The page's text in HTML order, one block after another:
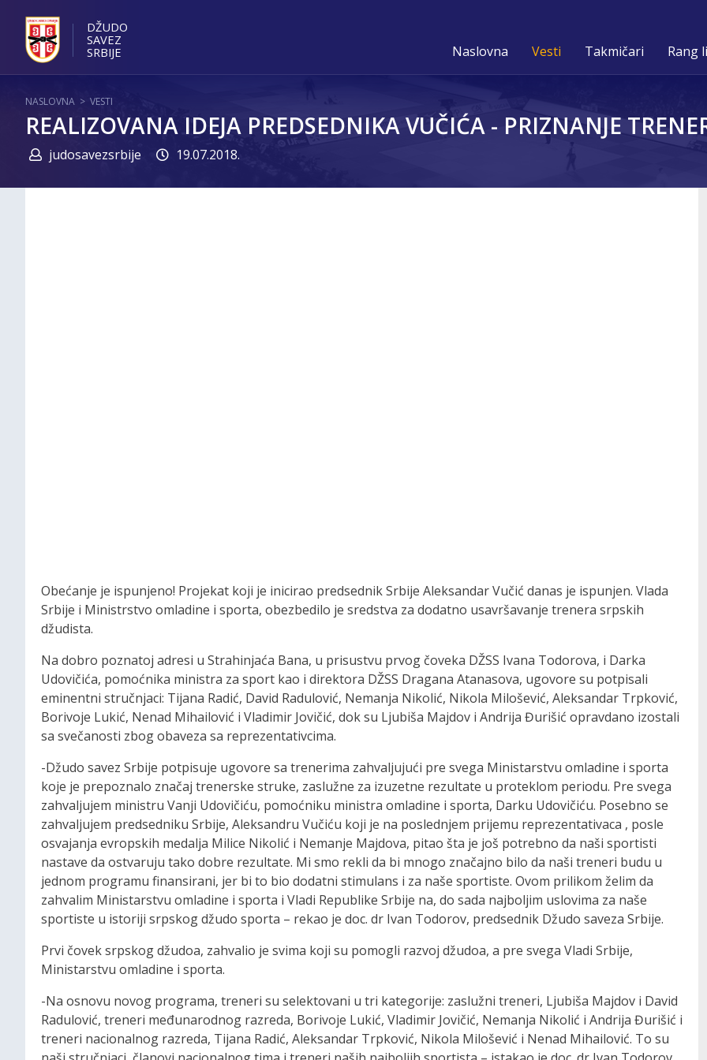
DŽUDO
SAVEZ
SRBIJE
Naslovna Vesti Takmičari Rang
NASLOVNA > VESTI
REALIZOVANA IDEJA PREDSEDNIKA VUČIĆA - PRIZNANJE
judosavezsrbije 19.07.2018.
Obećanje je ispunjeno! Projekat koji je inicirao predsednik Srbije Aleksandar Vučić danas je ispunjen. Vlada
Srbije i Ministrstvo omladine i sporta, obezbedilo je sredstva za dodatno usavršavanje trenera srpskih
džudista.
Na dobro poznatoj adresi u Strahinjaća Bana, u prisustvu prvog čoveka DŽSS Ivana Todorova, i Darka
Udovičića, pomoćnika ministra za sport kao i direktora DŽSS Dragana Atanasova, ugovore su potpisali
eminentni stručnjaci: Tijana Radić, David Radulović, Nemanja Nikolić, Nikola Milošević, Aleksandar Trpković,
Borivoje Lukić, Nenad Mihailović i Vladimir Jovičić, dok su Ljubiša Majdov i Andrija Đurišić opravdano izostali
sa svečanosti zbog obaveza sa reprezentativcima.
-Džudo savez Srbije potpisuje ugovore sa trenerima zahvaljujući pre svega Ministarstvu omladine i sporta
koje je prepoznalo značaj trenerske struke, zaslužne za izuzetne rezultate u proteklom periodu. Pre svega
zahvaljujem ministru Vanji Udovičiću, pomoćniku ministra omladine i sporta, Darku Udovičiću. Posebno se
zahvaljujem predsedniku Srbije, Aleksandru Vučiću koji je na poslednjem prijemu reprezentativaca , posle
osvajanja evropskih medalja Milice Nikolić i Nemanje Majdova, pitao šta je još potrebno da naši sportisti
nastave da ostvaruju tako dobre rezultate. Mi smo rekli da bi mnogo značajno bilo da naši treneri budu u
jednom programu finansirani, jer bi to bio dodatni stimulans i za naše sportiste. Ovom prilikom želim da
zahvalim Ministarstvu omladine i sporta i Vladi Republike Srbije na, do sada najboljim uslovima za naše
sportiste u istoriji srpskog džudo sporta – rekao je doc. dr Ivan Todorov, predsednik Džudo saveza Srbije.
Prvi čovek srpskog džudoa, zahvalio je svima koji su pomogli razvoj džudoa, a pre svega Vladi Srbije,
Ministarstvu omladine i sporta.
-Na osnovu novog programa, treneri su selektovani u tri kategorije: zaslužni treneri, Ljubiša Majdov i David
Radulović, treneri međunarodnog razreda, Borivoje Lukić, Vladimir Jovičić, Nemanja Nikolić i Andrija Đurišić i
treneri nacionalnog razreda, Tijana Radić, Aleksandar Trpković, Nikola Milošević i Nenad Mihailović. To su